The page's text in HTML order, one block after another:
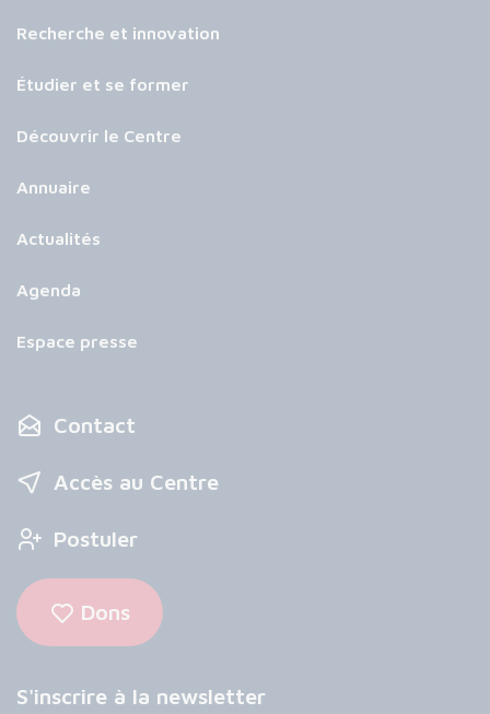
Recherche et innovation
Étudier et se former
Découvrir le Centre
Annuaire
Actualités
Agenda
Espace presse
Contact
Accès au Centre
Postuler
Dons
S'inscrire à la newsletter